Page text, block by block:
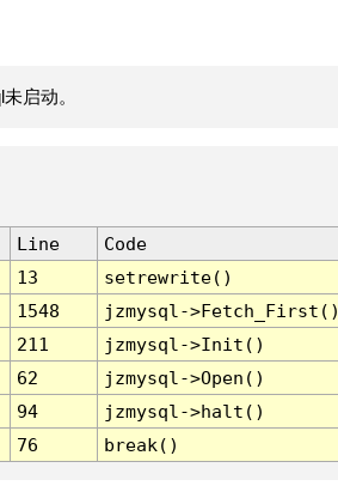
启动。
Line
Code
13
setrewrite()
1548
jzmysql-
211
jzmysql->Init()
62
jzmysql->Open()
94
jzmysql->halt()
76 break()